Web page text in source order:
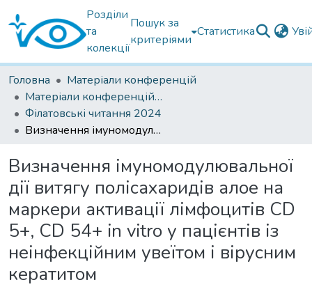
Розділи
та
колекції
Пошук за
критеріями
Статистика
Головна
Матеріали конференцій
Матеріали конференцій Інституту Філатова
Філатовські читання 2024
Визначення імуномодулювальної дії витягу полісахаридів алое на маркери активації лімфоцитів СD 5+, СD 54+ in vitro у пацієнтів із неінфекційним увеїтом і вірусним кератитом
Визначення імуномодулювальної
дії витягу полісахаридів алое на
маркери активації лімфоцитів СD
5+, СD 54+ in vitro у пацієнтів із
неінфекційним увеїтом і вірусним
кератитом